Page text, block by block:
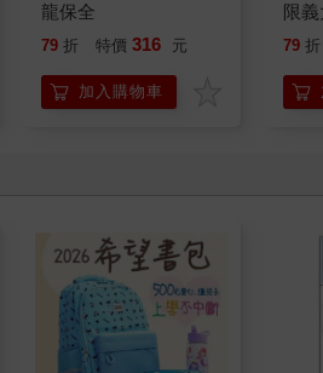
龍保全
79 折 特價 316 元
加入購物車
限
列
79 折